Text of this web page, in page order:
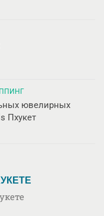
ювелирных
Пхукет